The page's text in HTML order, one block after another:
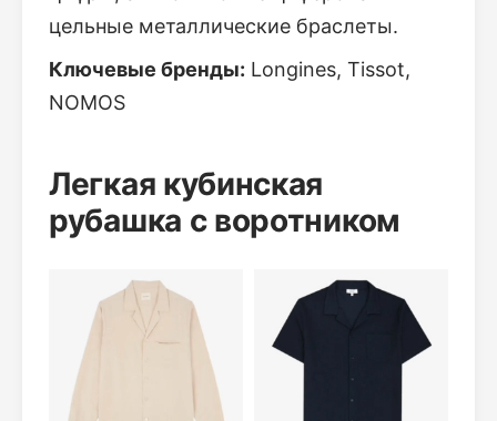
цельные металлические браслеты.
Ключевые бренды: Longines, Tissot,
NOMOS
Легкая кубинская
рубашка с воротником